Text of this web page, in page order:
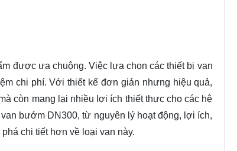
được ưa chuộng. Việc lựa chọn các thiết bị van
chi phí. Với thiết kế đơn giản nhưng hiệu quả,
còn mang lại nhiều lợi ích thiết thực cho các hệ
bướm DN300, từ nguyên lý hoạt động, lợi ích,
phá chi tiết hơn về loại van này.